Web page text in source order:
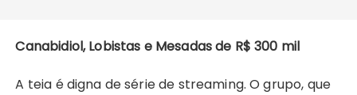
Canabidiol, Lobistas e Mesadas de R$ 300 mil
A teia é digna de série de streaming. O grupo, que